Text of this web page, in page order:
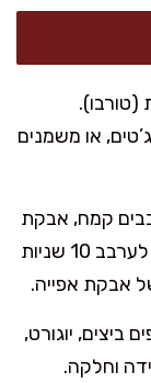
מעלות (טורבו).
מאפינס עם 10–12 מנג’טים, או משמנים
קמח, אבקת
אפייה, סודה לשתייה ומלח. אני אוהבת לערבב 10 שניות
אבקת אפייה.
ביצים, יוגורט,
וחלקה.